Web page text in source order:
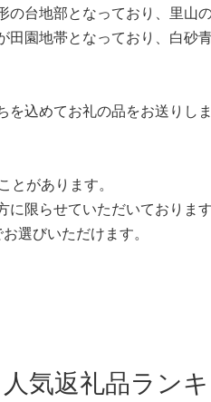
台地部となっており、里山
園地帯となっており、白砂
込めてお礼の品をお送りしま
とがあります。
に限らせていただいております
選びいただけます。
人気返礼品ラン